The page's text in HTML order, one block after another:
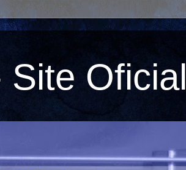
Site Oficial